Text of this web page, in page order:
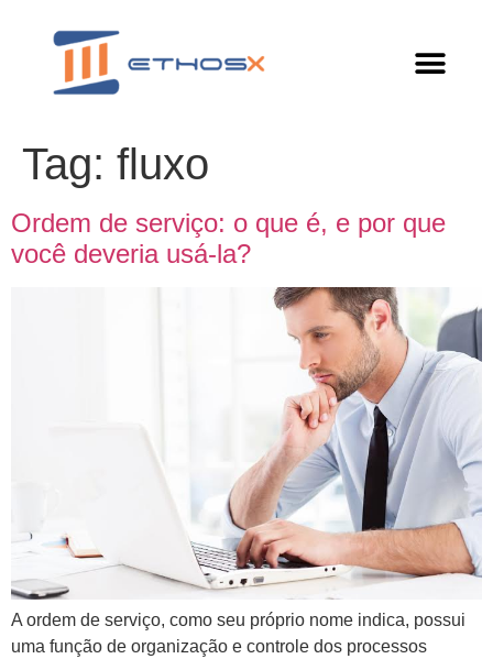
Tag: fluxo
Ordem de serviço: o que é, e por que
você deveria usá-la?
A ordem de serviço, como seu próprio nome indica, possui
uma função de organização e controle dos processos